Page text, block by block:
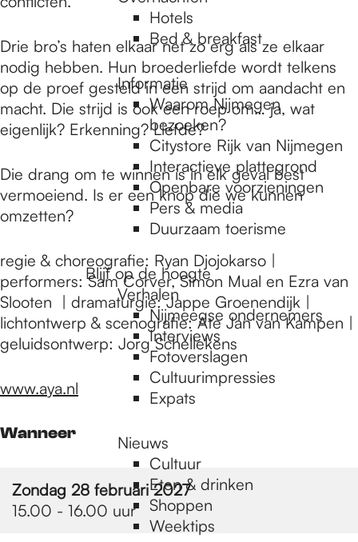
Hotels
Bed & breakfast
Informatie
Waarom Nijmegen
bezoeken?
Citystore Rijk van Nijmegen
Interactieve plattegrond
Openbare voorzieningen
Pers & media
Duurzaam toerisme
Blijf op de hoogte
Verhalen
Nijmeegse ondernemers
Interviews
Fotoverslagen
Cultuurimpressies
Expats
Nieuws
Cultuur
Eten & drinken
Shoppen
Weektips
Drie bro’s haten elkaar net zo erg als ze elkaar
nodig hebben. Hun broederliefde wordt telkens
op de proef gesteld in een strijd om aandacht en
macht. Die strijd is ook een roep om… ja, wat
eigenlijk? Erkenning? Liefde?
Die drang om te winnen is in elk geval best
vermoeiend. Is er een knop die we kunnen
omzetten?
regie & choreografie: Ryan Djojokarso |
performers: Sam Corver, Simon Mual en Ezra van
Slooten | dramaturgie: Jappe Groenendijk |
lichtontwerp & scenografie: Ate Jan van Kampen |
geluidsontwerp: Jorg Schellekens
www.aya.nl
Wanneer
Zondag 28 februari 2027
15.00 - 16.00 uur